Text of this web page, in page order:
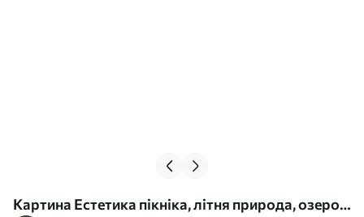
Картина Естетика пікніка, літня природа, озеро,